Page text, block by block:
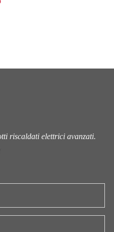
riscaldati elettrici avanzati.